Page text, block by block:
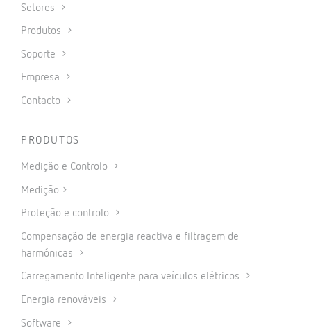
Setores
Produtos
Soporte
Empresa
Contacto
PRODUTOS
Medição e Controlo
Medição
Proteção e controlo
Compensação de energia reactiva e filtragem de
harmónicas
Carregamento Inteligente para veículos elétricos
Energia renováveis
Software